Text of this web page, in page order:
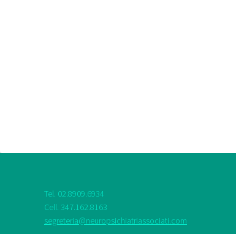
Tel. 02.8909.6934
Cell. 347.162.8163
segreteria@neuropsichiatriassociati.com